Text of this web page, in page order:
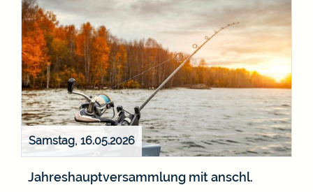
Samstag, 16.05.2026
Jahreshauptversammlung mit anschl.